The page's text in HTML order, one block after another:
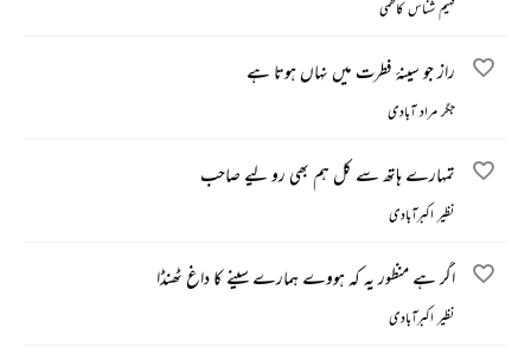
فہیم شناس کاظمی
راز جو سینۂ فطرت میں نہاں ہوتا ہے
جگر مراد آبادی
تمہارے ہاتھ سے کل ہم بھی رو لیے صاحب
نظیر اکبرآبادی
اگر ہے منظور یہ کہ ہووے ہمارے سینے کا داغ ٹھنڈا
نظیر اکبرآبادی